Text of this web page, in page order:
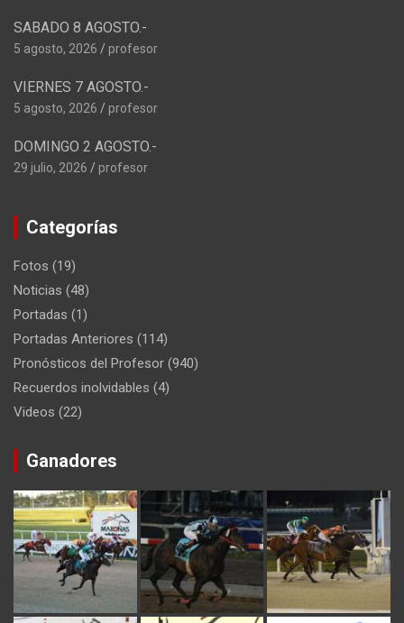
SABADO 8 AGOSTO.-
5 agosto, 2026 profesor
VIERNES 7 AGOSTO.-
5 agosto, 2026 profesor
DOMINGO 2 AGOSTO.-
29 julio, 2026 profesor
Categorías
Fotos (19)
Noticias (48)
Portadas (1)
Portadas Anteriores (114)
Pronósticos del Profesor (940)
Recuerdos inolvidables (4)
Videos (22)
Ganadores